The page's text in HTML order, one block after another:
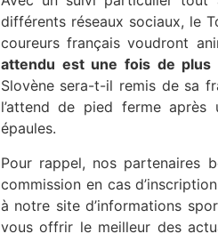
différents réseaux sociaux, le
coureurs français voudront
attendu est une fois de plus
Slovène sera-t-il remis de sa
l’attend de pied ferme
épaules.
Pour rappel, nos partenaires
commission en cas
à notre site d’informations
vous offrir le meilleur des